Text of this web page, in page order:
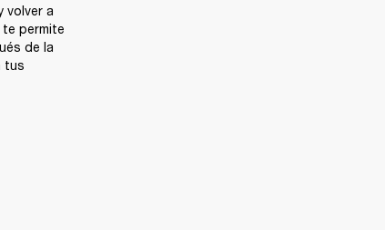
volver a
permite
de la
tus